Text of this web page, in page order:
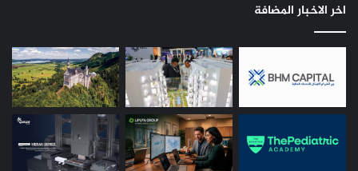
اخر الاخبار المضافة